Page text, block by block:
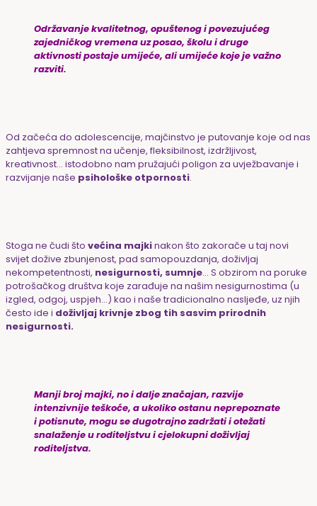
Održavanje kvalitetnog, opuštenog i povezujućeg
zajedničkog vremena uz posao, školu i druge
aktivnosti postaje umijeće, ali umijeće koje je važno
razviti.
Od začeća do adolescencije, majčinstvo je putovanje koje od nas
zahtjeva spremnost na učenje, fleksibilnost, izdržljivost,
kreativnost… istodobno nam pružajući poligon za uvježbavanje i
razvijanje naše psihološke otpornosti.
Stoga ne čudi što većina majkinakon što zakorače u taj novi
svijet dožive zbunjenost, pad samopouzdanja, doživljaj
nekompetentnosti, nesigurnosti, sumnje… S obzirom na poruke
potrošačkog društva koje zarađuje na našim nesigurnostima (u
izgled, odgoj, uspjeh…) kao i naše tradicionalno nasljeđe, uz njih
često ide i doživljaj krivnje zbog tih sasvim prirodnih
nesigurnosti.
Manji broj majki, no i dalje značajan, razvije
intenzivnije teškoće, a ukoliko ostanu neprepoznate
i potisnute, mogu se dugotrajno zadržati i otežati
snalaženje u roditeljstvu i cjelokupni doživljaj
roditeljstva.